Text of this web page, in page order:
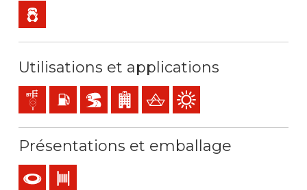
Faible émission de gaz toxiques
Utilisations et applications
Réseaux de distribution d´energie
Locaux avec risque d'incendie ou d'explosion
BD2, BD3, BD4 ( IGH, tunnels...)
ERP- établissements recevant du public
Bateaux en acier
Utilisation en extérieur
Présentations et emballage
CouronneTouret